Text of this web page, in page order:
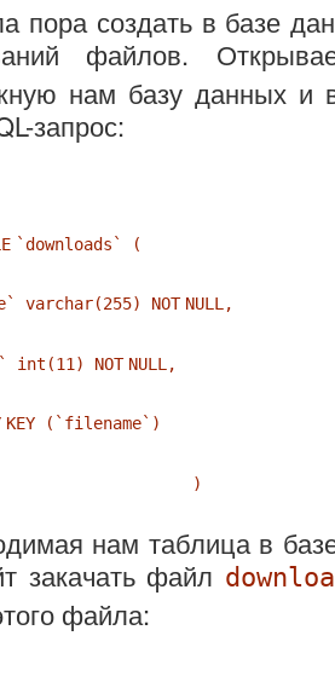
пора создать в базе
файлов.
нам базу данных и
запрос:
`downloads` (
varchar(255) NOT NULL ,
int (11) NOT NULL ,
KEY (`filename`)
)
нам таблица в
закачать файл
файла: